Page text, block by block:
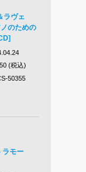
ラヴェ
のための
(税込)
50355
ラモー